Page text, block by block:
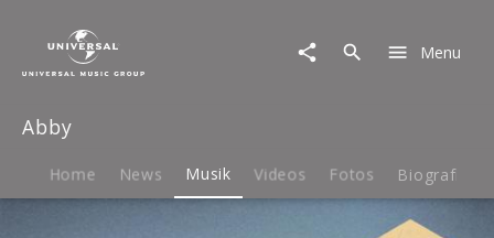
Menu
Abby
Home News Musik Videos Fotos Biografie